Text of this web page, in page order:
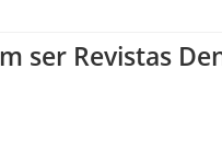
ser Revistas